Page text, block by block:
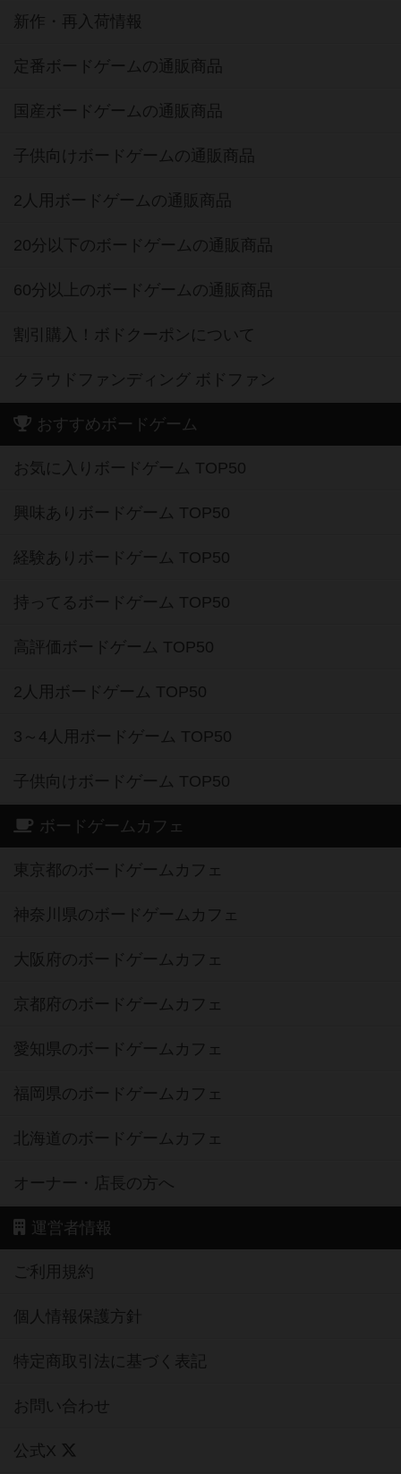
新作・再入荷情報
定番ボードゲームの通販商品
国産ボードゲームの通販商品
子供向けボードゲームの通販商品
2人用ボードゲームの通販商品
20分以下のボードゲームの通販商品
60分以上のボードゲームの通販商品
割引購入！ボドクーポンについて
クラウドファンディング ボドファン
おすすめボードゲーム
お気に入りボードゲーム TOP50
興味ありボードゲーム TOP50
経験ありボードゲーム TOP50
持ってるボードゲーム TOP50
高評価ボードゲーム TOP50
2人用ボードゲーム TOP50
3～4人用ボードゲーム TOP50
子供向けボードゲーム TOP50
ボードゲームカフェ
東京都のボードゲームカフェ
神奈川県のボードゲームカフェ
大阪府のボードゲームカフェ
京都府のボードゲームカフェ
愛知県のボードゲームカフェ
福岡県のボードゲームカフェ
北海道のボードゲームカフェ
オーナー・店長の方へ
運営者情報
ご利用規約
個人情報保護方針
特定商取引法に基づく表記
お問い合わせ
公式X